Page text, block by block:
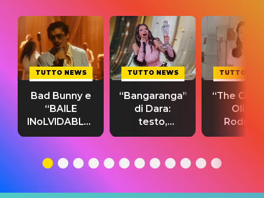
TUTTO NEWS
Bad Bunny e
“BAILE
INoLVIDABLE”:
testo,
significato
TUTTO NEWS
“Bangaranga”
di Dara:
testo,
traduzione e
del singolo
TUTTO
“The
Olivia
testo,